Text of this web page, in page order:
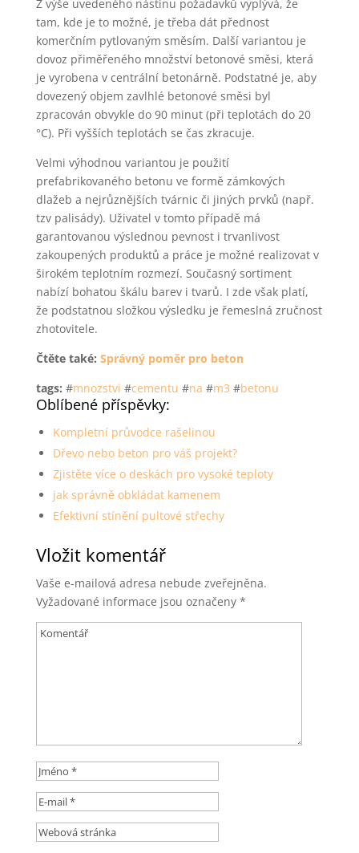
Z výše uvedeného nástinu požadavků vyplývá, že
tam, kde je to možné, je třeba dát přednost
komerčním pytlovaným směsím. Další variantou je
dovoz přiměřeného množství betonové směsi, která
je vyrobena v centrální betonárně. Podstatné je, aby
dovezený objem zavlhlé betonové směsi byl
zpracován obvykle do 90 minut (při teplotách do 20
°C). Při vyšších teplotách se čas zkracuje.
Velmi výhodnou variantou je použití
prefabrikovaného betonu ve formě zámkových
dlažeb a nejrůznějších tvárnic či jiných prvků (např.
tzv palisády). Uživatel v tomto případě má
garantovanou výslednou pevnost i trvanlivost
zakoupených produktů a práce je možné realizovat v
širokém teplotním rozmezí. Současný sortiment
nabízí bohatou škálu barev i tvarů. I zde však platí,
že podstatnou složkou výsledku je řemeslná zručnost
zhotovitele.
Čtěte také: Správný poměr pro beton
tags: #mnozstvi #cementu #na #m3 #betonu
Oblíbené příspěvky:
Kompletní průvodce rašelinou
Dřevo nebo beton pro váš projekt?
Zjistěte více o deskách pro vysoké teploty
jak správně obkládat kamenem
Efektivní stínění pultové střechy
Vložit komentář
Vaše e-mailová adresa nebude zveřejněna.
Vyžadované informace jsou označeny *